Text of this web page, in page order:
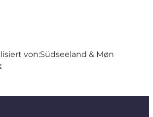
von:Südseeland & Møn